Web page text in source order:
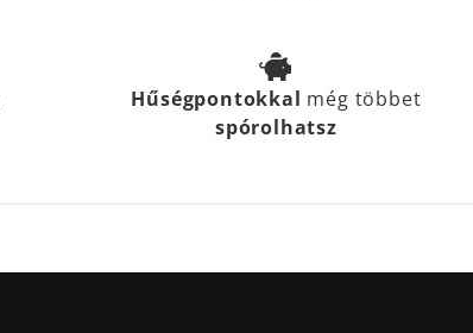
Hűségpontokkal még többet
spórolhatsz